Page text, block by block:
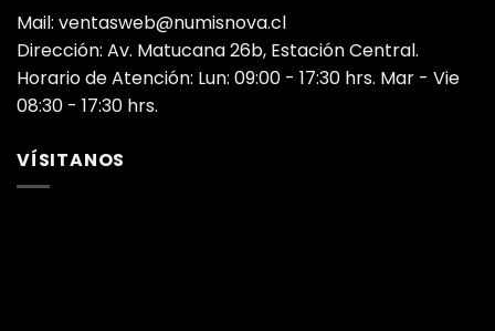
Mail: ventasweb@numisnova.cl
Dirección: Av. Matucana 26b, Estación Central.
Horario de Atención: Lun: 09:00 - 17:30 hrs. Mar - Vie
08:30 - 17:30 hrs.
VÍSITANOS